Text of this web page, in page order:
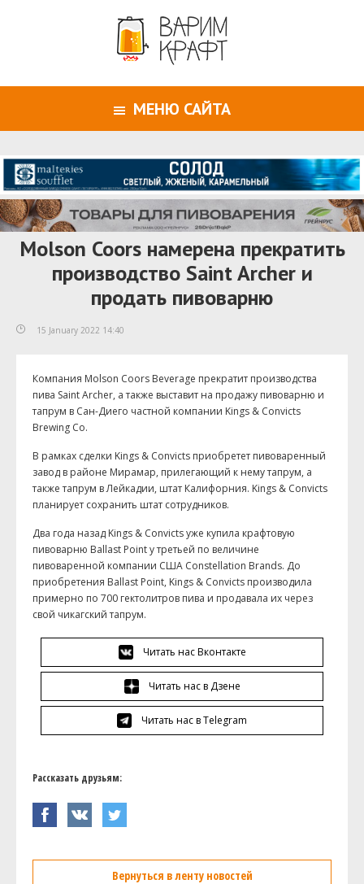
МЕНЮ САЙТА
Molson Coors намерена прекратить
производство Saint Archer и
продать пивоварню
15 January 2022 14:40
Компания Molson Coors Beverage прекратит производства
пива Saint Archer, а также выставит на продажу пивоварню и
тапрум в Сан-Диего частной компании Kings & Convicts
Brewing Co.
В рамках сделки Kings & Convicts приобретет пивоваренный
завод в районе Мирамар, прилегающий к нему тапрум, а
также тапрум в Лейкадии, штат Калифорния. Kings & Convicts
планирует сохранить штат сотрудников.
Два года назад Kings & Convicts уже купила крафтовую
пивоварню Ballast Point у третьей по величине
пивоваренной компании США Constellation Brands. До
приобретения Ballast Point, Kings & Convicts производила
примерно по 700 гектолитров пива и продавала их через
свой чикагский тапрум.
Читать нас Вконтакте
Читать нас в Дзене
Читать нас в Telegram
Рассказать друзьям:
Вернуться в ленту новостей